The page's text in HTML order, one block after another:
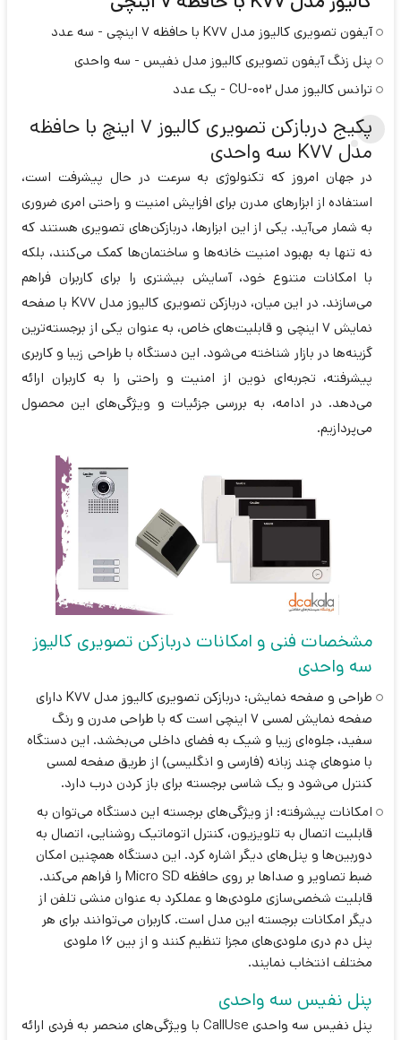
آیفون تصویری کالیوز مدل K77 با حافظه 7 اینچی - سه عدد
پنل زنگ آیفون تصویری کالیوز مدل نفیس - سه واحدی
ترانس کالیوز مدل CU-002 - یک عدد
پکیج دربازکن تصویری کالیوز 7 اینچ با حافظه
مدل K77 سه واحدی
در جهان امروز که تکنولوژی به سرعت در حال پیشرفت است،
استفاده از ابزارهای مدرن برای افزایش امنیت و راحتی امری ضروری
به شمار می‌آید. یکی از این ابزارها، دربازکن‌های تصویری هستند که
نه تنها به بهبود امنیت خانه‌ها و ساختمان‌ها کمک می‌کنند، بلکه
با امکانات متنوع خود، آسایش بیشتری را برای کاربران فراهم
می‌سازند. در این میان، دربازکن تصویری کالیوز مدل K77 با صفحه
نمایش 7 اینچی و قابلیت‌های خاص، به عنوان یکی از برجسته‌ترین
گزینه‌ها در بازار شناخته می‌شود. این دستگاه با طراحی زیبا و کاربری
پیشرفته، تجربه‌ای نوین از امنیت و راحتی را به کاربران ارائه
می‌دهد. در ادامه، به بررسی جزئیات و ویژگی‌های این محصول
می‌پردازیم.
مشخصات فنی و امکانات دربازکن تصویری کالیوز
سه واحدی
طراحی و صفحه نمایش: دربازکن تصویری کالیوز مدل K77 دارای
صفحه نمایش لمسی 7 اینچی است که با طراحی مدرن و رنگ
سفید، جلوه‌ای زیبا و شیک به فضای داخلی می‌بخشد. این دستگاه
با منوهای چند زبانه (فارسی و انگلیسی) از طریق صفحه لمسی
کنترل می‌شود و یک شاسی برجسته برای باز کردن درب دارد.
امکانات پیشرفته: از ویژگی‌های برجسته این دستگاه می‌توان به
قابلیت اتصال به تلویزیون، کنترل اتوماتیک روشنایی، اتصال به
دوربین‌ها و پنل‌های دیگر اشاره کرد. این دستگاه همچنین امکان
ضبط تصاویر و صداها بر روی حافظه Micro SD را فراهم می‌کند.
قابلیت شخصی‌سازی ملودی‌ها و عملکرد به عنوان منشی تلفن از
دیگر امکانات برجسته این مدل است. کاربران می‌توانند برای هر
پنل دم دری ملودی‌های مجزا تنظیم کنند و از بین 16 ملودی
مختلف انتخاب نمایند.
پنل نفیس سه واحدی
پنل نفیس سه واحدی CallUse با ویژگی‌های منحصر به فردی ارائه